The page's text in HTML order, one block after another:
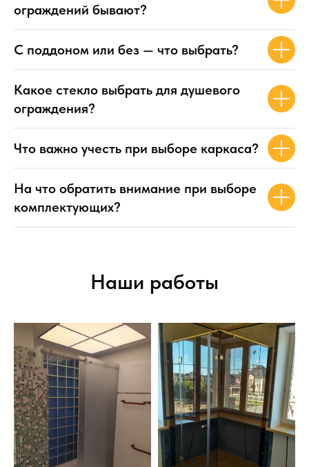
ограждений бывают?
С поддоном или без — что выбрать?
Какое стекло выбрать для душевого
ограждения?
Что важно учесть при выборе каркаса?
На что обратить внимание при выборе
комплектующих?
Наши работы